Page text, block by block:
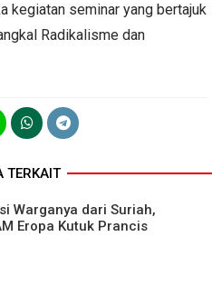
kegiatan seminar yang bertajuk
Radikalisme dan
TERKAIT
Warganya dari Suriah,
Eropa Kutuk Prancis